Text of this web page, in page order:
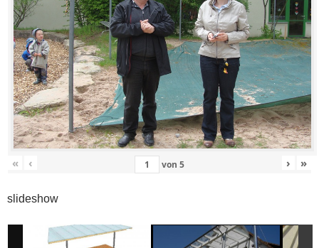
« ‹ von 5 › »
slideshow